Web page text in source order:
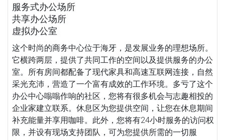
服务式办公场所
共享办公场所
虚拟办公室
这个时尚的商务中心位于海牙，是发展业务的理想场所。
它横跨两层，提供了共同工作的空间以及提供服务的办公
室。所有房间都配备了现代家具和高速互联网连接，自然
采光充沛，营造了一个富有成效的工作环境。多亏了这个
办公中心嗡嗡作响的社区，您将有很多机会与志趣相投的
企业家建立联系。休息区为您提供空间，让您在休息期间
补充能量并享用咖啡。此外，您将有24小时服务的访问权
限，并设有现场支持团队，可为您提供所需的一切服